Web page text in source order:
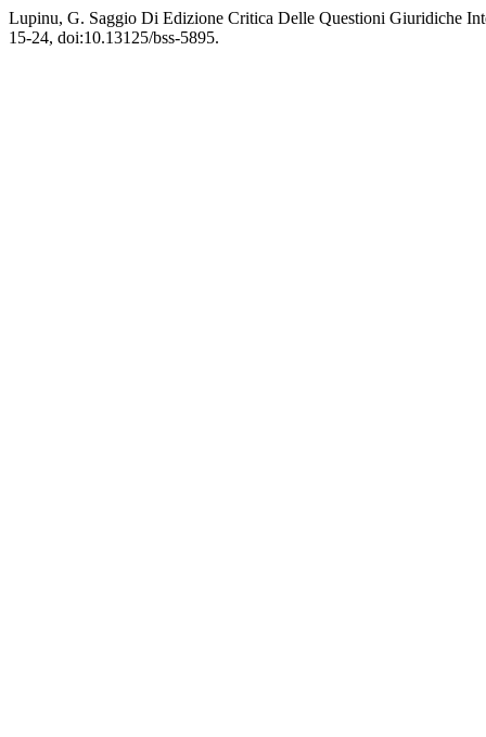
Lupinu, G. Saggio Di Edizione Critica Delle Questioni Giuridiche
15-24, doi:10.13125/bss-5895.